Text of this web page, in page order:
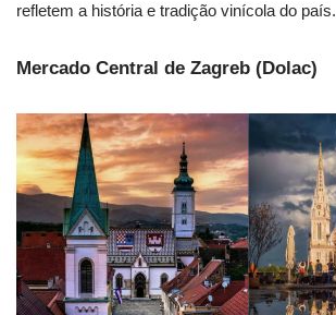
refletem a história e tradição vinícola do país.
Mercado Central de Zagreb (Dolac)